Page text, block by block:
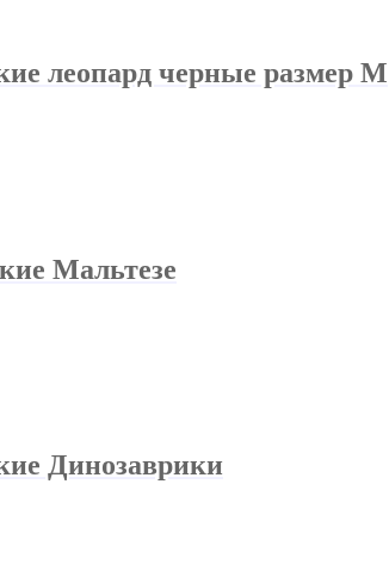
леопард черные размер М
Мальтезе
Динозаврики